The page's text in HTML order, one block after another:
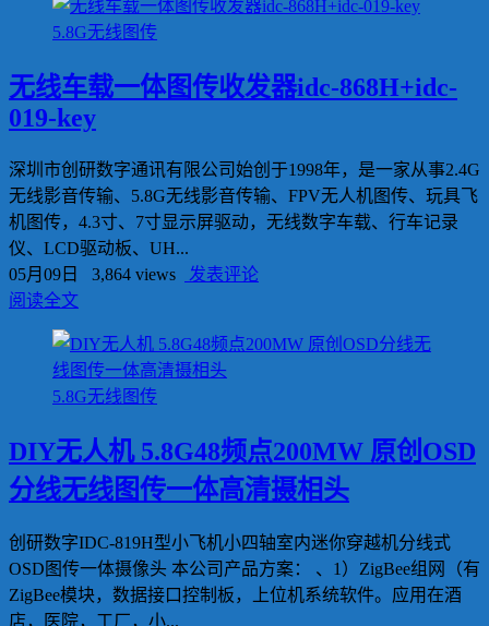
5.8G无线图传
无线车载一体图传收发器idc-868H+idc-
019-key
深圳市创研数字通讯有限公司始创于1998年，是一家从事2.4G
无线影音传输、5.8G无线影音传输、FPV无人机图传、玩具飞
机图传，4.3寸、7寸显示屏驱动，无线数字车载、行车记录
仪、LCD驱动板、UH...
05月09日
3,864 views
发表评论
阅读全文
5.8G无线图传
DIY无人机 5.8G48频点200MW 原创OSD
分线无线图传一体高清摄相头
创研数字IDC-819H型小飞机小四轴室内迷你穿越机分线式
OSD图传一体摄像头 本公司产品方案： 、1）ZigBee组网（有
ZigBee模块，数据接口控制板，上位机系统软件。应用在酒
店，医院，工厂，小...